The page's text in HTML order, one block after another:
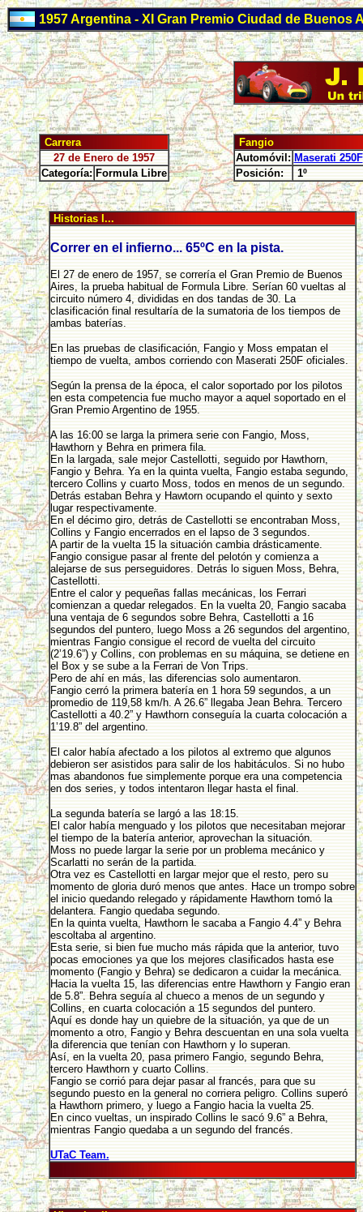
1957 Argentina - XI Gran Premio Ciudad de Buenos
Carrera
27 de Enero de 1957
Categoría: Formula Libre
Fangio
Automóvil: Maserati 250F
Posición:
1º
Historias I...
Correr en el infierno... 65ºC en la pista.
El 27 de enero de 1957, se correría el Gran Premio de Buenos
Aires, la prueba habitual de Formula Libre. Serían 60 vueltas al
circuito número 4, divididas en dos tandas de 30. La
clasificación final resultaría de la sumatoria de los tiempos de
ambas baterías.
En las pruebas de clasificación, Fangio y Moss empatan el
tiempo de vuelta, ambos corriendo con Maserati 250F oficiales.
Según la prensa de la época, el calor soportado por los pilotos
en esta competencia fue mucho mayor a aquel soportado en el
Gran Premio Argentino de 1955.
A las 16:00 se larga la primera serie con Fangio, Moss,
Hawthorn y Behra en primera fila.
En la largada, sale mejor Castellotti, seguido por Hawthorn,
Fangio y Behra. Ya en la quinta vuelta, Fangio estaba segundo,
tercero Collins y cuarto Moss, todos en menos de un segundo.
Detrás estaban Behra y Hawtorn ocupando el quinto y sexto
lugar respectivamente.
En el décimo giro, detrás de Castellotti se encontraban Moss,
Collins y Fangio encerrados en el lapso de 3 segundos.
A partir de la vuelta 15 la situación cambia drásticamente.
Fangio consigue pasar al frente del pelotón y comienza a
alejarse de sus perseguidores. Detrás lo siguen Moss, Behra,
Castellotti.
Entre el calor y pequeñas fallas mecánicas, los Ferrari
comienzan a quedar relegados. En la vuelta 20, Fangio sacaba
una ventaja de 6 segundos sobre Behra, Castellotti a 16
segundos del puntero, luego Moss a 26 segundos del argentino,
mientras Fangio consigue el record de vuelta del circuito
(2’19.6”) y Collins, con problemas en su máquina, se detiene en
el Box y se sube a la Ferrari de Von Trips.
Pero de ahí en más, las diferencias solo aumentaron.
Fangio cerró la primera batería en 1 hora 59 segundos, a un
promedio de 119,58 km/h. A 26.6” llegaba Jean Behra. Tercero
Castellotti a 40.2” y Hawthorn conseguía la cuarta colocación a
1’19.8” del argentino.
El calor había afectado a los pilotos al extremo que algunos
debieron ser asistidos para salir de los habitáculos. Si no hubo
mas abandonos fue simplemente porque era una competencia
en dos series, y todos intentaron llegar hasta el final.
La segunda batería se largó a las 18:15.
El calor había menguado y los pilotos que necesitaban mejorar
el tiempo de la batería anterior, aprovechan la situación.
Moss no puede largar la serie por un problema mecánico y
Scarlatti no serán de la partida.
Otra vez es Castellotti en largar mejor que el resto, pero su
momento de gloria duró menos que antes. Hace un trompo sobre
el inicio quedando relegado y rápidamente Hawthorn tomó la
delantera. Fangio quedaba segundo.
En la quinta vuelta, Hawthorn le sacaba a Fangio 4.4” y Behra
escoltaba al argentino.
Esta serie, si bien fue mucho más rápida que la anterior, tuvo
pocas emociones ya que los mejores clasificados hasta ese
momento (Fangio y Behra) se dedicaron a cuidar la mecánica.
Hacia la vuelta 15, las diferencias entre Hawthorn y Fangio eran
de 5.8”. Behra seguía al chueco a menos de un segundo y
Collins, en cuarta colocación a 15 segundos del puntero.
Aquí es donde hay un quiebre de la situación, ya que de un
momento a otro, Fangio y Behra descuentan en una sola vuelta
la diferencia que tenían con Hawthorn y lo superan.
Así, en la vuelta 20, pasa primero Fangio, segundo Behra,
tercero Hawthorn y cuarto Collins.
Fangio se corrió para dejar pasar al francés, para que su
segundo puesto en la general no corriera peligro. Collins superó
a Hawthorn primero, y luego a Fangio hacia la vuelta 25.
En cinco vueltas, un inspirado Collins le sacó 9.6” a Behra,
mientras Fangio quedaba a un segundo del francés.
UTaC Team.